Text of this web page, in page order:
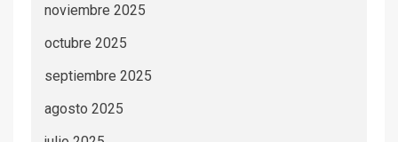
noviembre 2025
octubre 2025
septiembre 2025
agosto 2025